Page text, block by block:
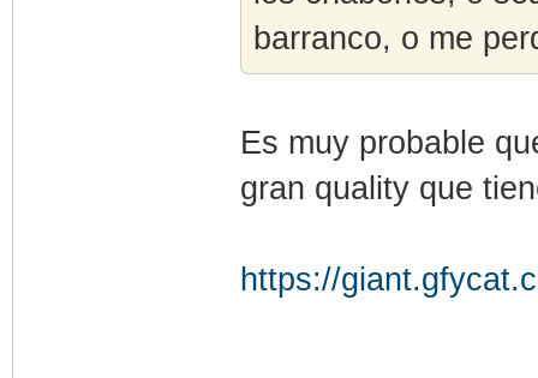
barranco, o me
Es muy probable
gran quality que
https://